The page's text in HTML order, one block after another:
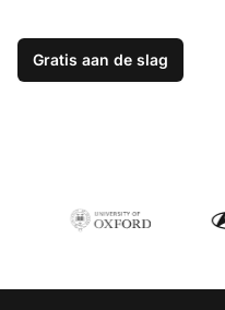
Gratis aan de slag